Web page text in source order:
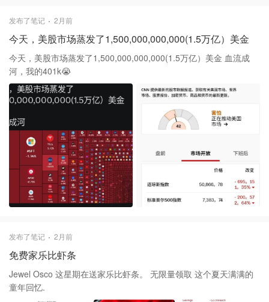
发布了笔记 2月前
今天，美股市场蒸发了1,500,000,000,000(1.5万亿）美金
今天，美股市场蒸发了1,500,000,000,000(1.5万亿）美金 血流成
河，我的401k😭
发布了笔记 2月前
免费家乐比虾条
Jewel Osco 这星期在送家乐比虾条。 无限量领取 这个夏天满满的
童年回忆.